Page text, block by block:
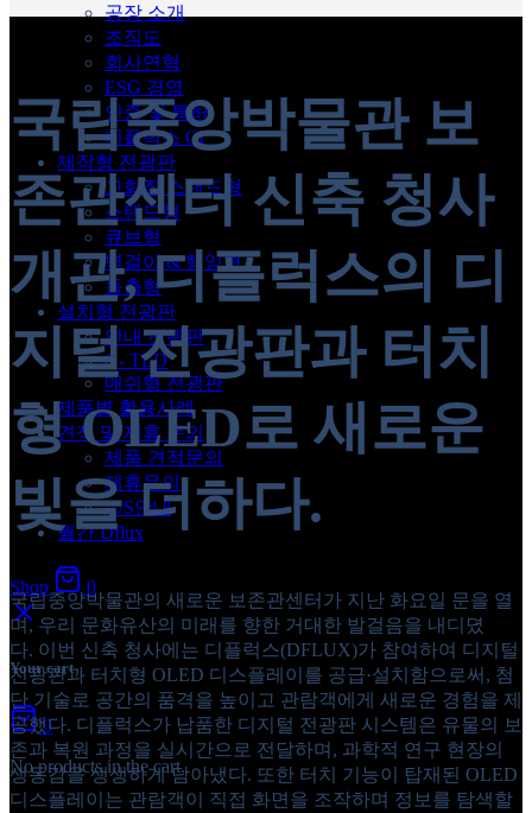
공장 소개
조직도
회사연혁
ESG 경영
인증 및 특허
디플럭스 CI
제작형 전광판
고화질 스탠드형
스탠드형
큐브형
벽걸이 & 행잉형
돌출형
설치형 전광판
안내 전광판
G- TLD
매쉬형 전광판
제품별 활용사례
견적 및 제휴 문의
제품 견적문의
제휴문의
A/S안내
월간 Dflux
Shop 0
Your cart
0
No products in the cart.
국립중앙박물관 보
존관센터 신축 청사
개관, 디플럭스의 디
지털 전광판과 터치
형 OLED로 새로운
빛을 더하다.
국립중앙박물관의 새로운 보존관센터가 지난 화요일 문을 열
며, 우리 문화유산의 미래를 향한 거대한 발걸음을 내디뎠
다. 이번 신축 청사에는 디플럭스(DFLUX)가 참여하여 디지털
전광판과 터치형 OLED 디스플레이를 공급·설치함으로써, 첨
단 기술로 공간의 품격을 높이고 관람객에게 새로운 경험을 제
공했다. 디플럭스가 납품한 디지털 전광판 시스템은 유물의 보
존과 복원 과정을 실시간으로 전달하며, 과학적 연구 현장의
생동감을 생생하게 담아냈다. 또한 터치 기능이 탑재된 OLED
디스플레이는 관람객이 직접 화면을 조작하며 정보를 탐색할